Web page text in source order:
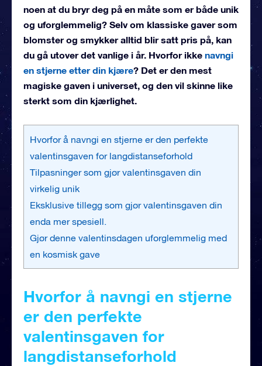
noen at du bryr deg på en måte som er både unik
og uforglemmelig? Selv om klassiske gaver som
blomster og smykker alltid blir satt pris på, kan
du gå utover det vanlige i år. Hvorfor ikke navngi
en stjerne etter din kjære? Det er den mest
magiske gaven i universet, og den vil skinne like
sterkt som din kjærlighet.
Hvorfor å navngi en stjerne er den perfekte
valentinsgaven for langdistanseforhold
Tilpasninger som gjør valentinsgaven din
virkelig unik
Eksklusive tillegg som gjør valentinsgaven din
enda mer spesiell.
Gjør denne valentinsdagen uforglemmelig med
en kosmisk gave
Hvorfor å navngi en stjerne
er den perfekte
valentinsgaven for
langdistanseforhold